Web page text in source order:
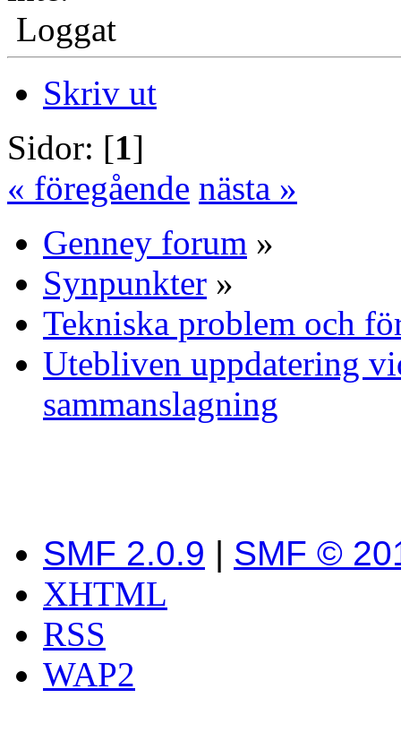
Loggat
Skriv ut
Sidor: [1]
« föregående nästa »
Genney forum »
Synpunkter »
Tekniska problem och
Utebliven uppdatering
sammanslagning
SMF 2.0.9 | SMF ©
XHTML
RSS
WAP2